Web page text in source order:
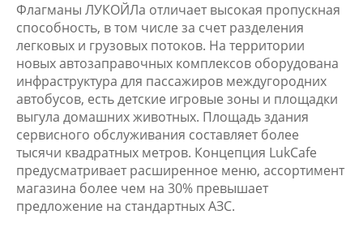
Флагманы ЛУКОЙЛа отличает высокая пропускная
способность, в том числе за счет разделения
легковых и грузовых потоков. На территории
новых автозаправочных комплексов оборудована
инфраструктура для пассажиров междугородних
автобусов, есть детские игровые зоны и площадки
выгула домашних животных. Площадь здания
сервисного обслуживания составляет более
тысячи квадратных метров. Концепция LukCafe
предусматривает расширенное меню, ассортимент
магазина более чем на 30% превышает
предложение на стандартных АЗС.